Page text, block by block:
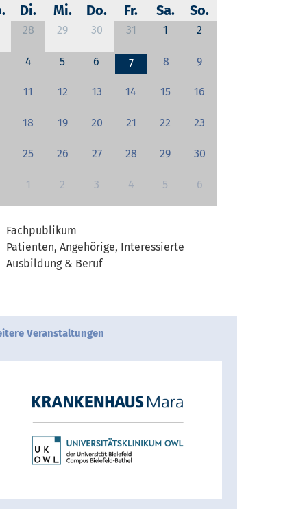
Di. Mi. Do. Fr. Sa. So.
28 29 30 31 1 2
4 5 6 7 8 9
11 12 13 14 15 16
18 19 20 21 22 23
25 26 27 28 29 30
1 2 3 4 5 6
Fachpublikum
Patienten, Angehörige, Interessierte
Ausbildung & Beruf
Veranstaltungen